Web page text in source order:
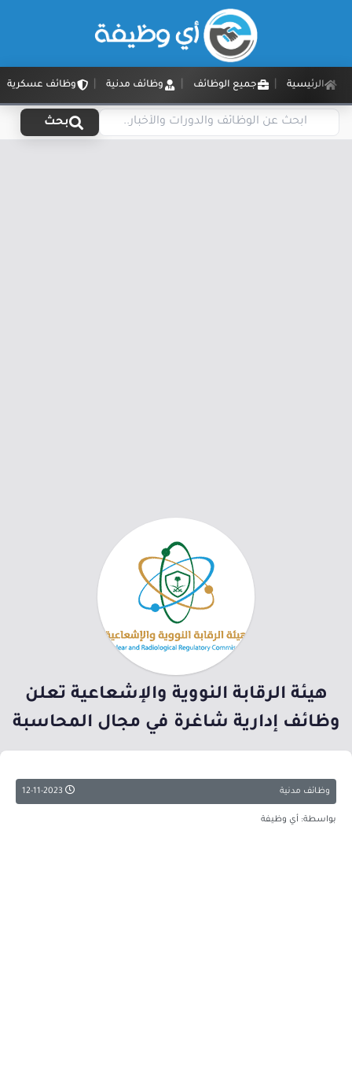
الرئيسية جميع الوظائف وظائف مدنية وظائف عسكرية
بحث
هيئة الرقابة النووية والإشعاعية تعلن
وظائف إدارية شاغرة في مجال المحاسبة
وظائف مدنية
بواسطة: أي وظيفة